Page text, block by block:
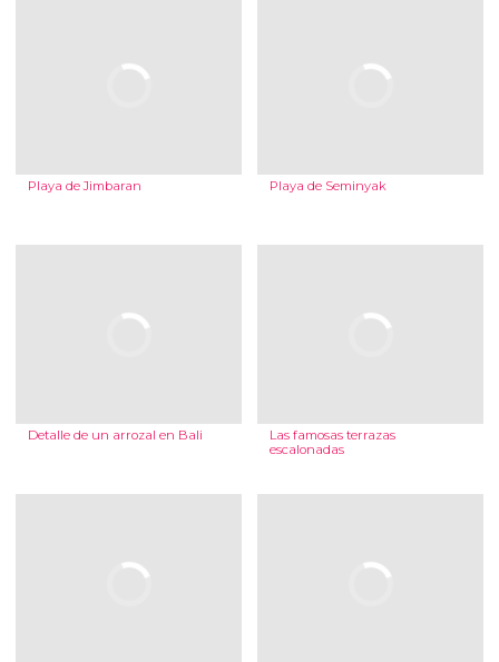
Playa de Jimbaran Playa de Seminyak
Detalle de un arrozal en Bali
Las famosas terrazas
escalonadas